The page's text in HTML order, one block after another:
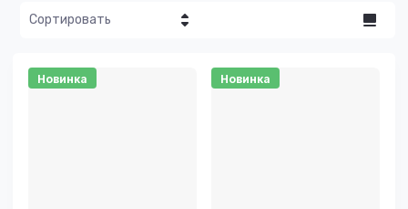
Сортировать
Цена -
Новинка Новинка